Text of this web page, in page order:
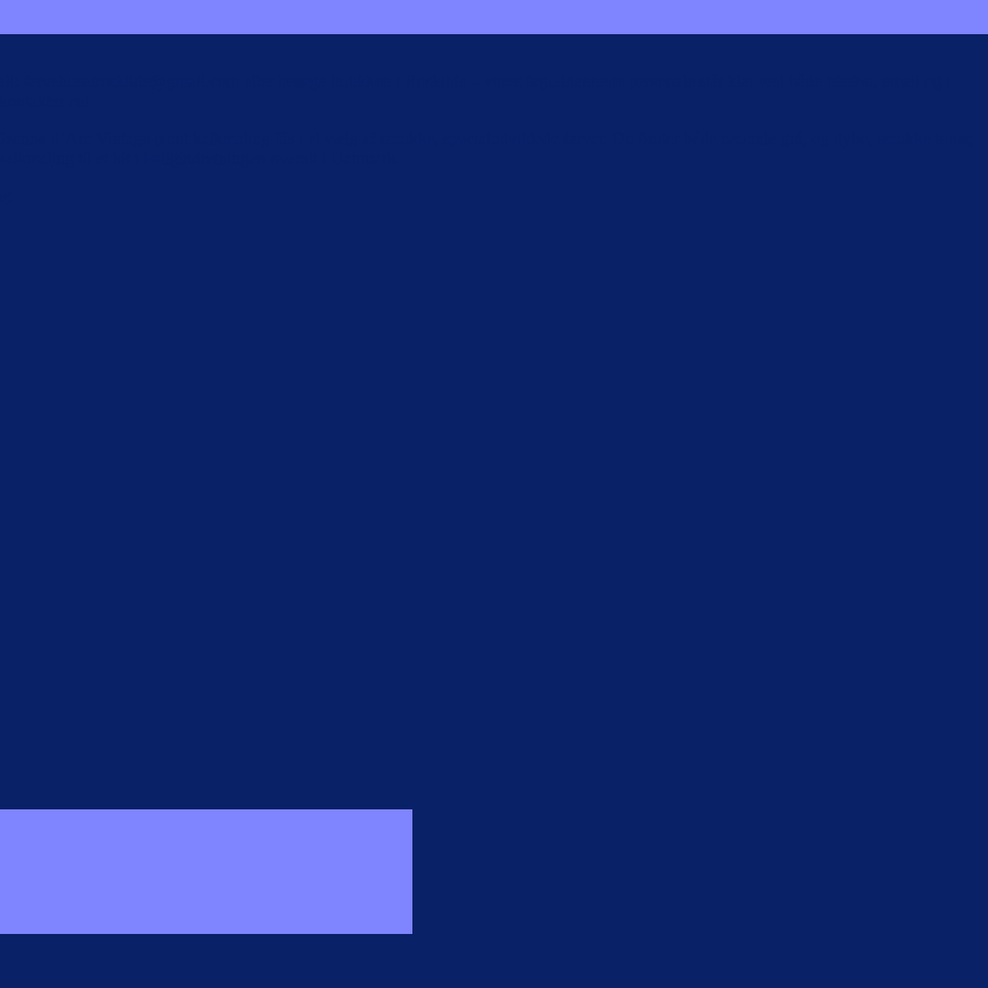
farvehusetroskilde@gmail.com eller besøge butikken i Roskilde – vores faguddannede personale står klar ved både telefon, email og i
os!
d’Arc Vintage paint kalkmaling fås i et vælg af smukke, specialudviklede farver. Du finder både neutrale grå, og dybe, smukke toner,
til et hit i boligindretningen overalt i Danmark.